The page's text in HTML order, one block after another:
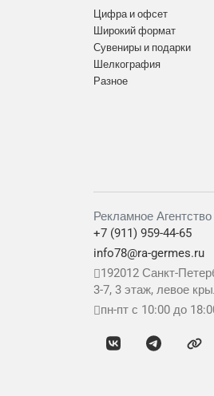
Цифра и офсет
Широкий формат
Сувениры и подарки
Шелкография
Разное
Рекламное
+7 (911) 959-44-65
info78@ra-germes.ru
192012 Санкт-
3-7, 3 этаж, левое
пн-пт с 10:00 до